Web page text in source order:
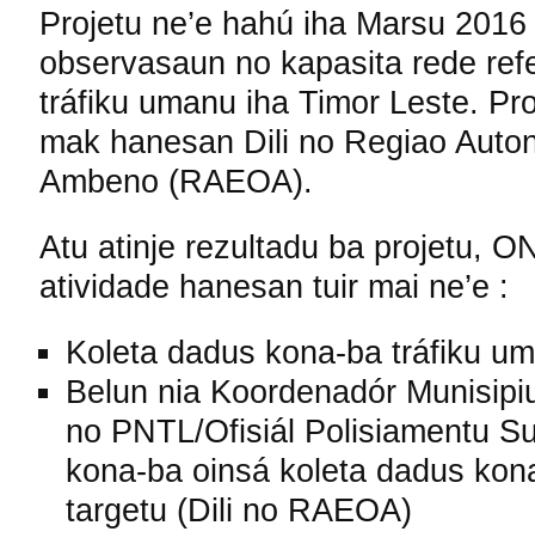
Projetu ne’e hahú iha Marsu
observasaun no kapasita rede
tráfiku umanu iha Timor Leste.
mak hanesan Dili no Regiao
Ambeno (RAEOA).
Atu atinje rezultadu ba projetu,
atividade hanesan tuir mai ne’e :
Koleta dadus kona-ba tráfiku
Belun nia Koordenadór
no PNTL/Ofisiál Polisiamentu
kona-ba oinsá koleta dadus
targetu (Dili no RAEOA)